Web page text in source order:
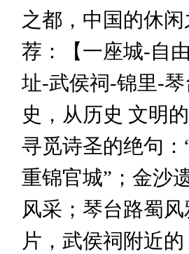
之都，中国的休
荐：【一座城-自
址-武侯祠-锦里-
史，从历史 文明
寻觅诗圣的绝句
重锦官城”；金沙
风采；琴台路蜀
片，武侯祠附近